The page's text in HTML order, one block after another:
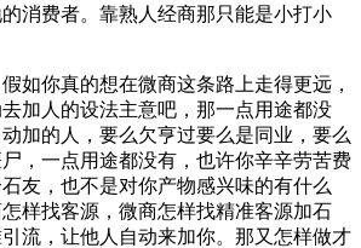
消费者。靠熟人经商那只能是小打小
如你真的想在微商这条路上走得更远，
加人的设法主意吧，那一点用途都没
加的人，要么欠亨过要么是同业，要么
，一点用途都没有，也许你辛辛劳苦费
友，也不是对你产物感兴味的有什么
样找客源，微商怎样找精准客源加石
流，让他人自动来加你。那又怎样做才